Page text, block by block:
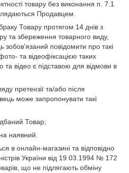
товару без виконання п. 7.1
Продавцем.
Товару протягом 14 днів з
та збереження товарного виду,
зобов'язаний повідомити про такі
та відеофіксацією таких
та відео є підставою для відмови в
претензії та/або після
може запропонувати такі
Товар;
наявний.
в онлайн-магазині та відповідно
України від 19.03.1994 № 172
що не підлягають обміну